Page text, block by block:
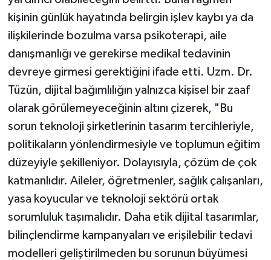
kişinin günlük hayatında belirgin işlev kaybı ya da
ilişkilerinde bozulma varsa psikoterapi, aile
danışmanlığı ve gerekirse medikal tedavinin
devreye girmesi gerektiğini ifade etti. Uzm. Dr.
Tüzün, dijital bağımlılığın yalnızca kişisel bir zaaf
olarak görülemeyeceğinin altını çizerek, "Bu
sorun teknoloji şirketlerinin tasarım tercihleriyle,
politikaların yönlendirmesiyle ve toplumun eğitim
düzeyiyle şekilleniyor. Dolayısıyla, çözüm de çok
katmanlıdır. Aileler, öğretmenler, sağlık çalışanları,
yasa koyucular ve teknoloji sektörü ortak
sorumluluk taşımalıdır. Daha etik dijital tasarımlar,
bilinçlendirme kampanyaları ve erişilebilir tedavi
modelleri geliştirilmeden bu sorunun büyümesi